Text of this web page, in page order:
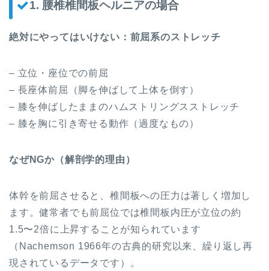
1. 腰椎椎間板ヘルニアの場合
絶対にやってはいけない：前屈系のストレッチ
– 立位・座位での前屈
– 長座体前屈（脚を伸ばして上体を倒す）
– 膝を伸ばしたままのハムストリングスストレッチ
– 膝を胸に引き寄せる動作（過度なもの）
なぜNGか（解剖学的理由）
体幹を前屈させると、椎間板への圧力は著しく増加し
ます。健常者でも前屈位では椎間板内圧が立位の約
1.5〜2倍に上昇することが知られています
（Nachemson 1966年の古典的研究以来、繰り返し再
現されているデータです）。